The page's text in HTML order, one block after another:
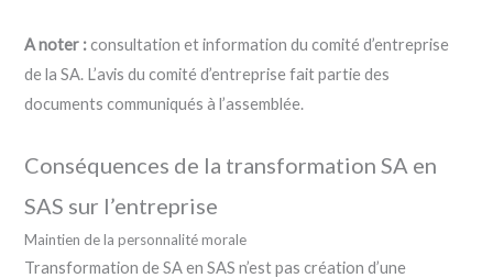
A noter :consultation et information du comité d’entreprise
de la SA. L’avis du comité d’entreprise fait partie des
documents communiqués à l’assemblée.
Conséquences de la transformation SA en
SAS sur l’entreprise
Maintien de la personnalité morale
Transformation de SA en SAS n’est pas création d’une